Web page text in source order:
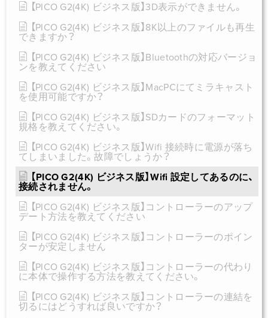
【PICO G2(4K) ビジネス版】3D表示ができません。
【PICO G2(4K) ビジネス版】8K以上のファイルも再生
できますか？
【PICO G2(4K) ビジネス版】Bluetoothの対応バージョ
ンを教えてください
【PICO G2(4K) ビジネス版】MacPCにてミラキャスト
を使用可能ですか？
【PICO G2(4K) ビジネス版】SDカードのフォーマット
規格を教えてください。
【PICO G2(4K) ビジネス版】Wifi 接続時に電源が落ち
てしまいました。故障でしょうか？
【PICO G2(4K) ビジネス版】Wifi 設定してあるのに、
接続されません。
【PICO G2(4K) ビジネス版】コントローラーのアップ
デート方法を教えてください
【PICO G2(4K) ビジネス版】コントローラーのポイン
ターが安定しません
【PICO G2(4K) ビジネス版】コントローラーの代わり
に本体で操作する方法を教えてください。
【PICO G2(4K) ビジネス版】コントローラーの連結を
切るにはどうすれば良いですか？